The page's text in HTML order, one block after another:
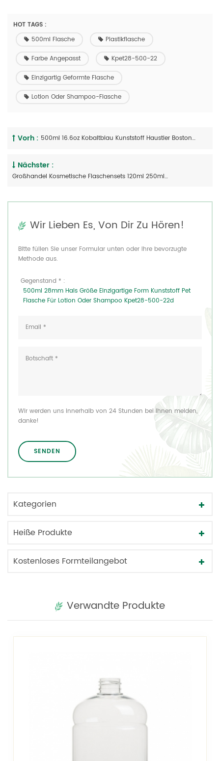
HOT TAGS :
500ml Flasche
Plastikflasche
Farbe Angepasst Kpet28-500-22
Einzigartig Geformte Flasche
Lotion Oder Shampoo-Flasche
Vorh : 500ml 16.6oz Kobaltblau Kunststoff Haustier Boston Runde Flasche
Nächster :
Großhandel Kosmetische Flaschensets 120ml 250ml PET-Flasche Mit Goldenem Schraubverschluss
Wir Lieben Es, Von Dir Zu Hören!
Bitte füllen Sie unser Formular unten oder Ihre bevorzugte
Methode aus.
Gegenstand * :
500ml 28mm Hals Größe Einzigartige Form Kunststoff Pet
Flasche Für Lotion Oder Shampoo Kpet28-500-22d
Wir werden uns innerhalb von 24 Stunden bei Ihnen melden,
danke!
Kategorien
Heiße Produkte
Kostenloses Formteilangebot
Verwandte Produkte